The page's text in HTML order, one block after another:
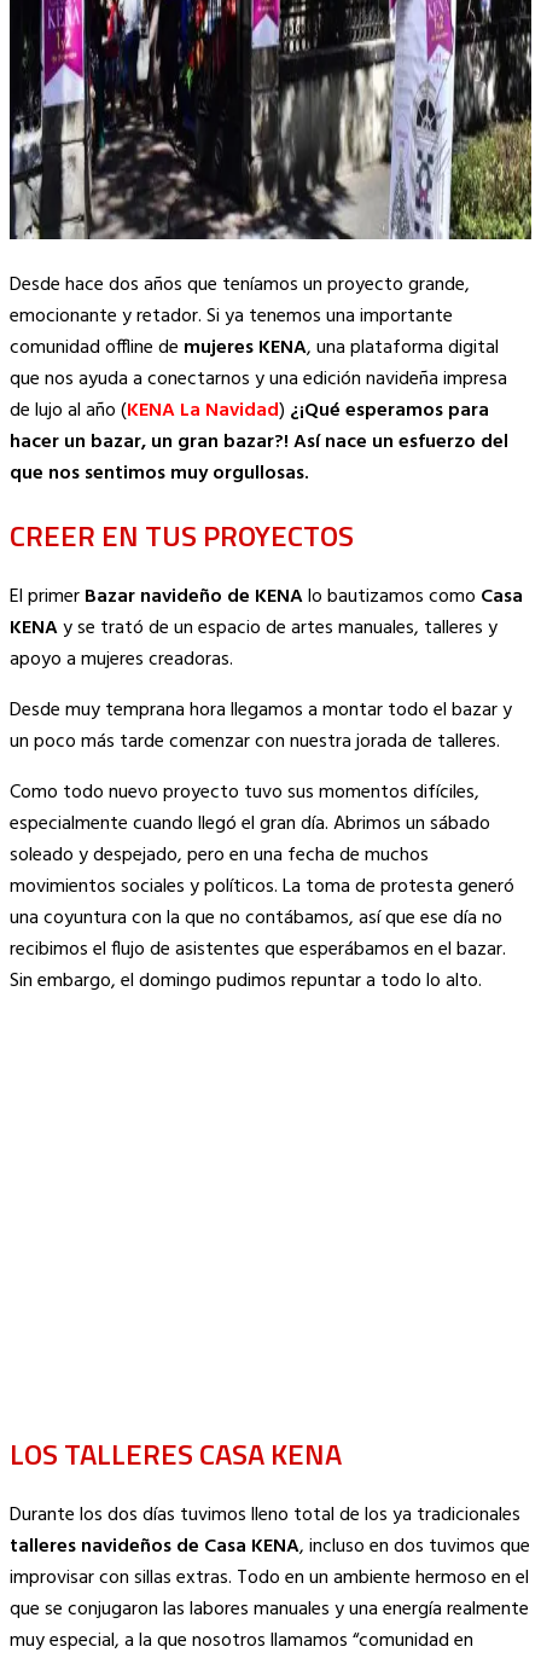
Desde hace dos años que teníamos un proyecto grande,
emocionante y retador. Si ya tenemos una importante
comunidad offline de mujeres KENA, una plataforma digital
que nos ayuda a conectarnos y una edición navideña impresa
de lujo al año (KENA La Navidad) ¿¡Qué esperamos para
hacer un bazar, un gran bazar?! Así nace un esfuerzo del
que nos sentimos muy orgullosas.
CREER EN TUS PROYECTOS
El primerBazar navideño de KENAlo bautizamos como Casa
KENAy se trató de un espacio de artes manuales, talleres y
apoyo a mujeres creadoras.
Desde muy temprana hora llegamos a montar todo el bazar y
un poco más tarde comenzar con nuestra jorada de talleres.
Como todo nuevo proyecto tuvo sus momentos difíciles,
especialmente cuando llegó el gran día. Abrimos un sábado
soleado y despejado, pero en una fecha de muchos
movimientos sociales y políticos. La toma de protesta generó
una coyuntura con la que no contábamos, así que ese día no
recibimos el flujo de asistentes que esperábamos en el bazar.
Sin embargo, el domingo pudimos repuntar a todo lo alto.
LOS TALLERES CASA KENA
Durante los dos días tuvimos lleno total de los ya tradicionales
talleres navideños de Casa KENA, incluso en dos tuvimos que
improvisar con sillas extras. Todo en un ambiente hermoso en el
que se conjugaron las labores manuales y una energía realmente
muy especial, a la que nosotros llamamos “comunidad en